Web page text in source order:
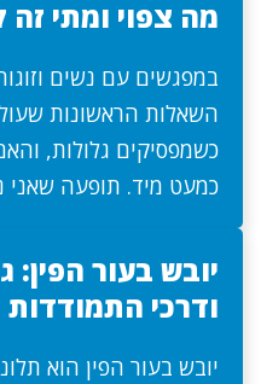
מה צפוי ומתי זה
במפגשים עם נשים
השאלות הראשונות
כשמפסיקים גלולות,
כמעט מיד. תופעה שאני
יובש בעור הפין:
ודרכי התמודדות
יובש בעור הפין הוא